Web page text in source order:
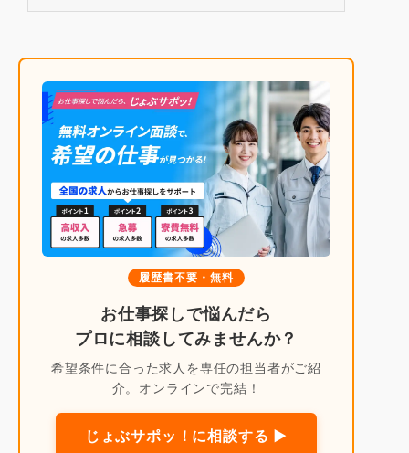
履歴書不要・無料
お仕事探しで悩んだら
プロに相談してみませんか？
希望条件に合った求人を専任の担当者がご紹
介。オンラインで完結！
じょぶサポッ！に相談する ▶